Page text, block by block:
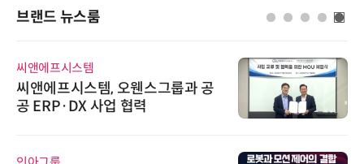
브랜드 뉴스룸
씨앤에프시스템
씨앤에프시스템, 오웬스그룹과 공
공 ERP·DX 사업 협력